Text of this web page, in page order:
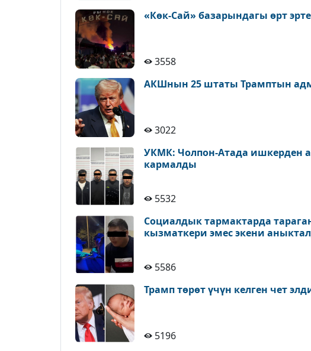
«Көк-Сай» базарындагы өрт
3558
АКШнын 25 штаты Трамптын
3022
УКМК: Чолпон-Атада ишкерден
кармалды
5532
Социалдык тармактарда
кызматкери эмес экени
5586
Трамп төрөт үчүн келген чет
5196